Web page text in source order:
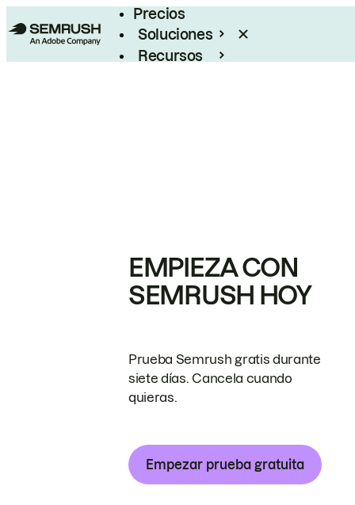
Precios
Soluciones
Recursos
EMPIEZA CON
SEMRUSH HOY
Prueba Semrush gratis durante
siete días. Cancela cuando
quieras.
Empezar prueba gratuita